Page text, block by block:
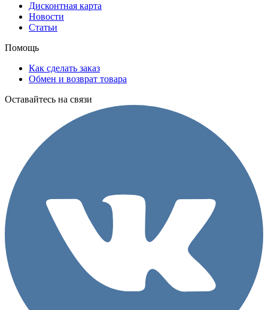
Дисконтная карта
Новости
Статьи
Помощь
Как сделать заказ
Обмен и возврат товара
Оставайтесь на связи